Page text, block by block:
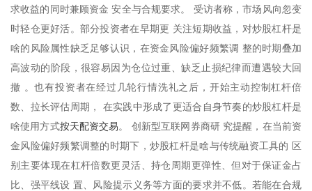
求收益的同时兼顾资金 安全与合规要求。 受访者称，市场风向忽变
时轻仓更好活。部分投资者在早期更 关注短期收益，对炒股杠杆是
啥的风险属性缺乏足够认识，在资金风险偏好频繁调 整的时期叠加
高波动的阶段，很容易因为仓位过重、缺乏止损纪律而遭遇较大回
撤 。也有投资者在经过几轮行情洗礼之后，开始主动控制杠杆倍
数、拉长评估周期， 在实践中形成了更适合自身节奏的炒股杠杆是
啥使用方式按天配资交易。 创新型互联网券商研 究提醒，在当前资
金风险偏好频繁调整的时期下，炒股杠杆是啥与传统融资工具的 区
别主要体现在杠杆倍数更灵活、持仓周期更弹性、但对于保证金占
比、强平线设 置、风险提示义务等方面的要求并不低。若能在合规